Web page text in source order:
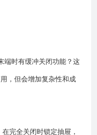
端时有缓冲关闭功能？这
，但会增加复杂性和成
完全关闭时锁定抽屉，